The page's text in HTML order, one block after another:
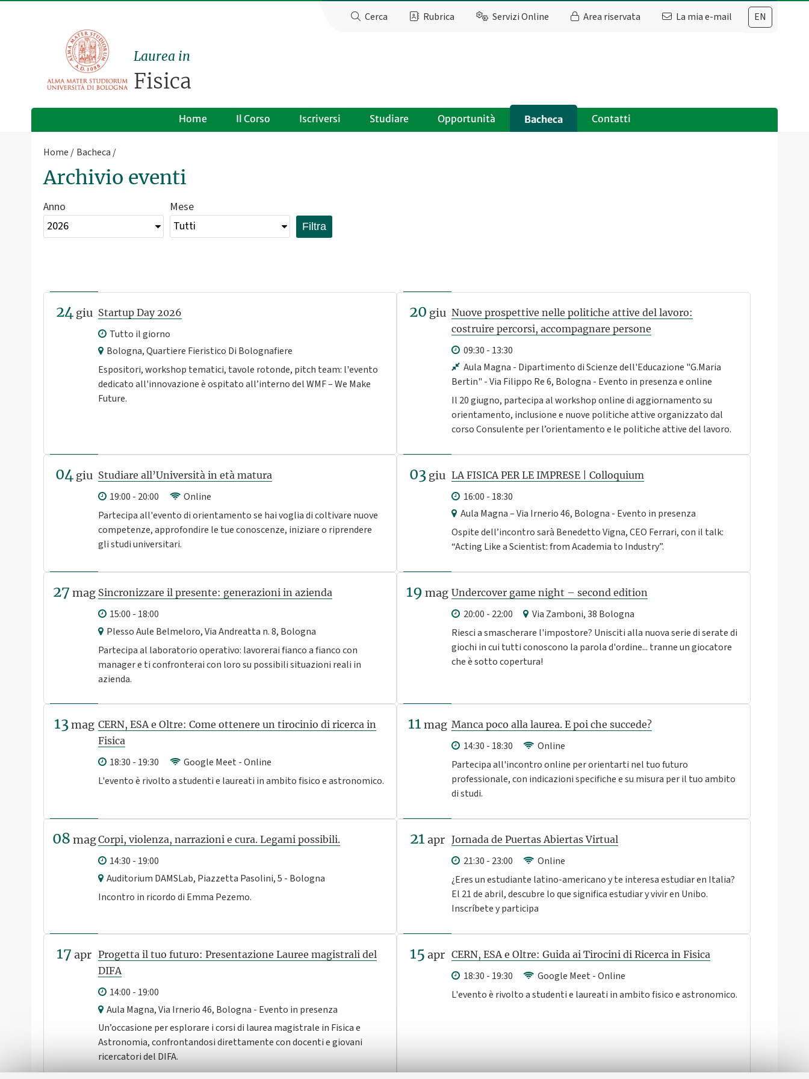
EN
Cerca Rubrica Servizi Online Area riservata La mia e-mail
Laurea in
Fisica
Home Il Corso Iscriversi Studiare Opportunità Bacheca Contatti
Home Bacheca
Archivio eventi
Anno Mese
Filtra
24 giu Startup Day 2026
Tutto il giorno
Bologna, Quartiere Fieristico Di Bolognafiere
Espositori, workshop tematici, tavole rotonde, pitch team: l'evento
dedicato all'innovazione è ospitato all’interno del WMF – We Make
Future.
20 giu Nuove prospettive nelle politiche attive del lavoro:
costruire percorsi, accompagnare persone
09:30 - 13:30
Aula Magna - Dipartimento di Scienze dell'Educazione "G.Maria
Bertin" - Via Filippo Re 6, Bologna - Evento in presenza e online
Il 20 giugno, partecipa al workshop online di aggiornamento su
orientamento, inclusione e nuove politiche attive organizzato dal
corso Consulente per l’orientamento e le politiche attive del lavoro.
04 giu Studiare all’Università in età matura
19:00 - 20:00
Online
Partecipa all'evento di orientamento se hai voglia di coltivare nuove
competenze, approfondire le tue conoscenze, iniziare o riprendere
gli studi universitari.
03 giu LA FISICA PER LE IMPRESE | Colloquium
16:00 - 18:30
Aula Magna – Via Irnerio 46, Bologna - Evento in presenza
Ospite dell’incontro sarà Benedetto Vigna, CEO Ferrari, con il talk:
“Acting Like a Scientist: from Academia to Industry”.
27 mag Sincronizzare il presente: generazioni in azienda
15:00 - 18:00
Plesso Aule Belmeloro, Via Andreatta n. 8, Bologna
Partecipa al laboratorio operativo: lavorerai fianco a fianco con
manager e ti confronterai con loro su possibili situazioni reali in
azienda.
19 mag Undercover game night – second edition
20:00 - 22:00
Via Zamboni, 38 Bologna
Riesci a smascherare l'impostore? Unisciti alla nuova serie di serate di
giochi in cui tutti conoscono la parola d'ordine... tranne un giocatore
che è sotto copertura!
13mag CERN, ESA e Oltre: Come ottenere un tirocinio di ricerca in
Fisica
18:30 - 19:30
Google Meet - Online
L'evento è rivolto a studenti e laureati in ambito fisico e astronomico.
11 mag Manca poco alla laurea. E poi che succede?
14:30 - 18:30
Online
Partecipa all'incontro online per orientarti nel tuo futuro
professionale, con indicazioni specifiche e su misura per il tuo ambito
di studi.
08 magCorpi, violenza, narrazioni e cura. Legami possibili.
14:30 - 19:00
Auditorium DAMSLab, Piazzetta Pasolini, 5 - Bologna
Incontro in ricordo di Emma Pezemo.
21 apr Jornada de Puertas Abiertas Virtual
21:30 - 23:00
Online
¿Eres un estudiante latino-americano y te interesa estudiar en Italia?
El 21 de abril, descubre lo que significa estudiar y vivir en Unibo.
Inscríbete y participa
17 apr Progetta il tuo futuro: Presentazione Lauree magistrali del
DIFA
14:00 - 19:00
Aula Magna, Via Irnerio 46, Bologna - Evento in presenza
Un’occasione per esplorare i corsi di laurea magistrale in Fisica e
Astronomia, confrontandosi direttamente con docenti e giovani
ricercatori del DIFA.
15 apr CERN, ESA e Oltre: Guida ai Tirocini di Ricerca in Fisica
18:30 - 19:30
Google Meet - Online
L'evento è rivolto a studenti e laureati in ambito fisico e astronomico.